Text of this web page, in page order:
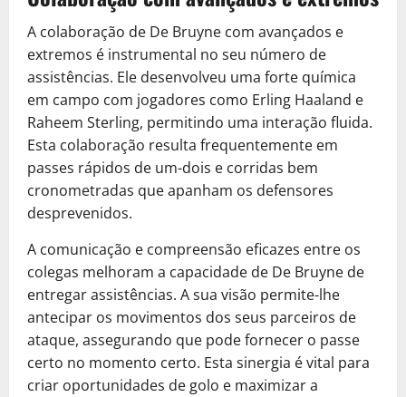
A colaboração de De Bruyne com avançados e
extremos é instrumental no seu número de
assistências. Ele desenvolveu uma forte química
em campo com jogadores como Erling Haaland e
Raheem Sterling, permitindo uma interação fluida.
Esta colaboração resulta frequentemente em
passes rápidos de um-dois e corridas bem
cronometradas que apanham os defensores
desprevenidos.
A comunicação e compreensão eficazes entre os
colegas melhoram a capacidade de De Bruyne de
entregar assistências. A sua visão permite-lhe
antecipar os movimentos dos seus parceiros de
ataque, assegurando que pode fornecer o passe
certo no momento certo. Esta sinergia é vital para
criar oportunidades de golo e maximizar a